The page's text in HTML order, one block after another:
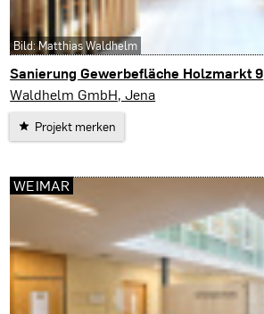
Sanierung Gewerbefläche Holzmarkt 9
Jena
Waldhelm GmbH, Jena
Projekt merken
Bild: Matthias Waldhelm
WEIMAR